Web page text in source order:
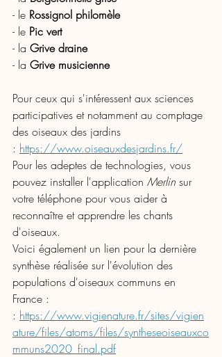
- le Rossignol philomèle
- le Pic vert
- la Grive draine
- la Grive musicienne
Pour ceux qui s'intéressent aux sciences
participatives et notamment au comptage
des oiseaux des jardins
: https://www.oiseauxdesjardins.fr/
Pour les adeptes de technologies, vous
pouvez installer l'application Merlin sur
votre téléphone pour vous aider à
reconnaître et apprendre les chants
d'oiseaux.
Voici également un lien pour la dernière
synthèse réalisée sur l'évolution des
populations d'oiseaux communs en
France :
: https://www.vigienature.fr/sites/vigien
ature/files/atoms/files/syntheseoiseauxco
mmuns2020_final.pdf